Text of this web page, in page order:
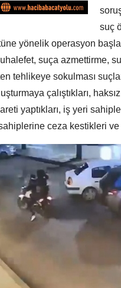
suç
yönelik operasyon
suça azmettirme,
tehlikeye sokulması
çalıştıkları,
yaptıkları, iş yeri
ceza kestikleri ve